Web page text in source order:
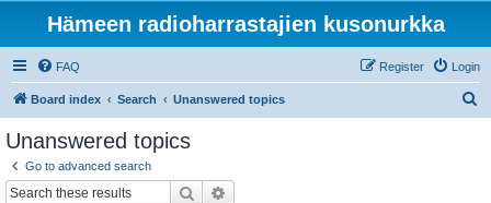
Hämeen radioharrastajien kusonurkka
FAQ Login
Register
Board index Search Unanswered topics
Unanswered topics
Go to advanced search
Search